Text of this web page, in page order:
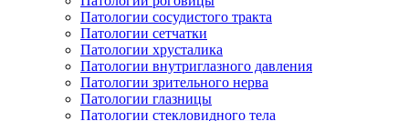
Патологии сосудистого тракта
Патологии сетчатки
Патологии хрусталика
Патологии внутриглазного давления
Патологии зрительного нерва
Патологии глазницы
Патологии стекловидного тела